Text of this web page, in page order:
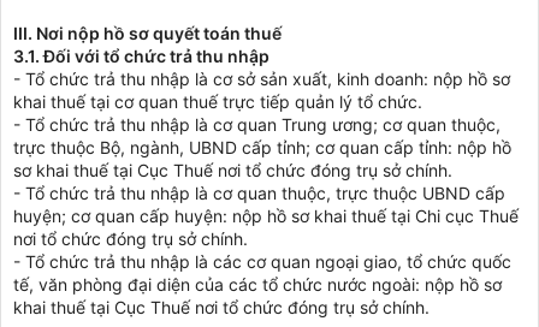
III. Nơi nộp hồ sơ quyết toán thuế
3.1. Đối với tổ chức trả thu nhập
- Tổ chức trả thu nhập là cơ sở sản xuất, kinh doanh: nộp hồ sơ
khai thuế tại cơ quan thuế trực tiếp quản lý tổ chức.
- Tổ chức trả thu nhập là cơ quan Trung ương; cơ quan thuộc,
trực thuộc Bộ, ngành, UBND cấp tỉnh; cơ quan cấp tỉnh: nộp hồ
sơ khai thuế tại Cục Thuế nơi tổ chức đóng trụ sở chính.
- Tổ chức trả thu nhập là cơ quan thuộc, trực thuộc UBND cấp
huyện; cơ quan cấp huyện: nộp hồ sơ khai thuế tại Chi cục Thuế
nơi tổ chức đóng trụ sở chính.
- Tổ chức trả thu nhập là các cơ quan ngoại giao, tổ chức quốc
tế, văn phòng đại diện của các tổ chức nước ngoài: nộp hồ sơ
khai thuế tại Cục Thuế nơi tổ chức đóng trụ sở chính.